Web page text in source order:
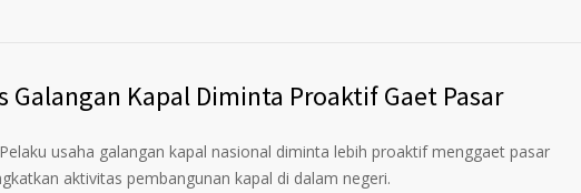
Galangan Kapal Diminta Proaktif Gaet Pasar
usaha galangan kapal nasional diminta lebih proaktif menggaet pasar
aktivitas pembangunan kapal di dalam negeri.